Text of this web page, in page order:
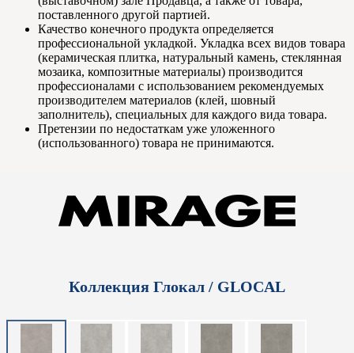
поставленного другой партией.
Качество конечного продукта определяется
профессиональной укладкой. Укладка всех видов товара
(керамическая плитка, натуральный камень, стеклянная
мозаика, композитные материалы) производится
профессионалами с использованием рекомендуемых
производителем материалов (клей, шовный
заполнитель), специальных для каждого вида товара.
Претензии по недостаткам уже уложенного
(использованного) товара не принимаются.
Коллекция Глокал / GLOCAL